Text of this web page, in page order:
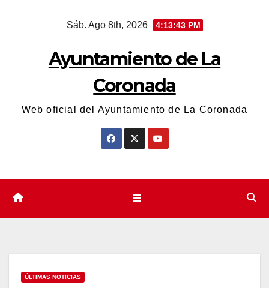
Sáb. Ago 8th, 2026 4:13:44 PM
Ayuntamiento de La
Coronada
Web oficial del Ayuntamiento de La Coronada
ÚLTIMAS NOTICIAS